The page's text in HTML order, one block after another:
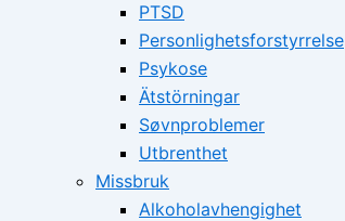
PTSD
Personlighetsforstyrrelse
Psykose
Ätstörningar
Søvnproblemer
Utbrenthet
Missbruk
Alkoholavhengighet